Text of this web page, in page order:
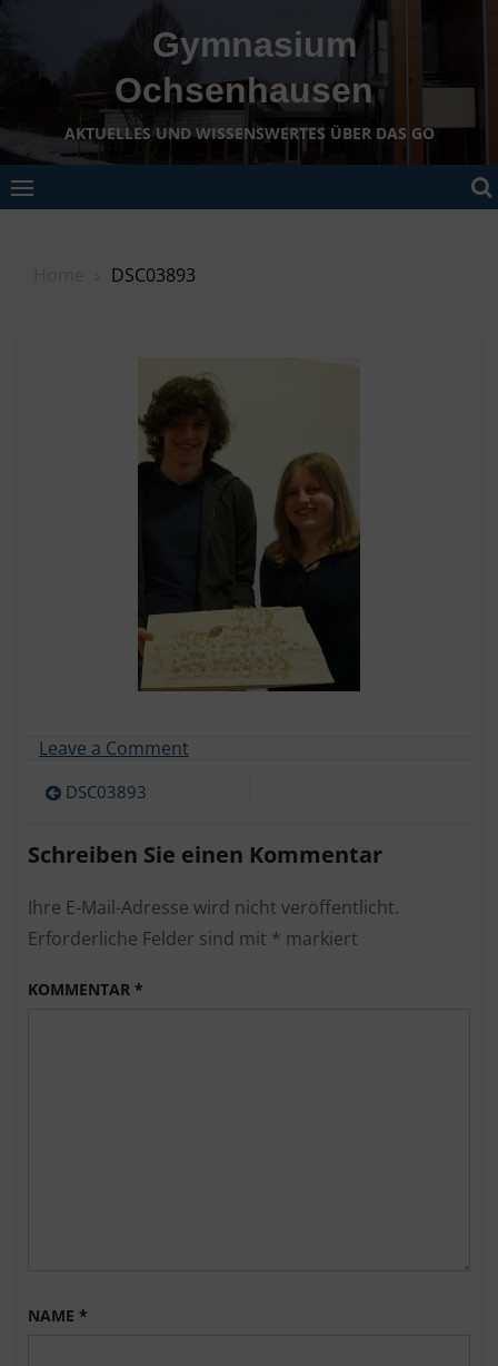
content
Gymnasium
Ochsenhausen
AKTUELLES UND WISSENSWERTES ÜBER DAS GO
DSC03893
Leave a Comment
Beitragsnavigation
DSC03893
Schreiben Sie einen Kommentar
Ihre E-Mail-Adresse wird nicht veröffentlicht.
Erforderliche Felder sind mit * markiert
KOMMENTAR *
NAME *